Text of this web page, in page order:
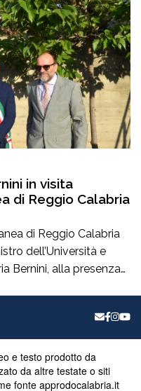
– Sezione di
Nazionale sul Diritto
in visita
di Reggio Calabria
di Reggio Calabria
dell’Università e
Bernini, alla presenza
nuovo spazio verde
realizzato dall’Unità
delle maestranze
e testo prodotto da
da altre testate o siti
fonte approdocalabria.it